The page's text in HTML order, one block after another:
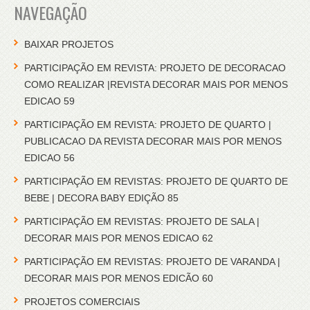
NAVEGAÇÃO
BAIXAR PROJETOS
PARTICIPAÇÃO EM REVISTA: PROJETO DE DECORACAO
COMO REALIZAR |REVISTA DECORAR MAIS POR MENOS
EDICAO 59
PARTICIPAÇÃO EM REVISTA: PROJETO DE QUARTO |
PUBLICACAO DA REVISTA DECORAR MAIS POR MENOS
EDICAO 56
PARTICIPAÇÃO EM REVISTAS: PROJETO DE QUARTO DE
BEBE | DECORA BABY EDIÇÃO 85
PARTICIPAÇÃO EM REVISTAS: PROJETO DE SALA |
DECORAR MAIS POR MENOS EDICAO 62
PARTICIPAÇÃO EM REVISTAS: PROJETO DE VARANDA |
DECORAR MAIS POR MENOS EDICÃO 60
PROJETOS COMERCIAIS